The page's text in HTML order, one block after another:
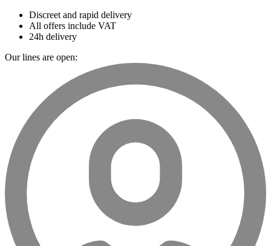
Discreet and rapid delivery
All offers include VAT
24h delivery
Our lines are open: